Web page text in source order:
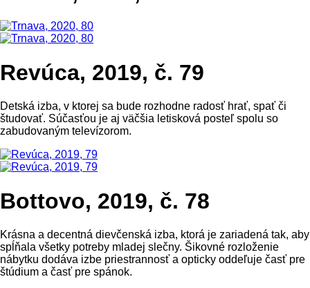
Revúca, 2019, č. 79
Detská izba, v ktorej sa bude rozhodne radosť hrať, spať či
študovať. Súčasťou je aj väčšia letisková posteľ spolu so
zabudovaným televízorom.
Bottovo, 2019, č. 78
Krásna a decentná dievčenská izba, ktorá je zariadená tak, aby
spĺňala všetky potreby mladej slečny. Šikovné rozloženie
nábytku dodáva izbe priestrannosť a opticky oddeľuje časť pre
štúdium a časť pre spánok.